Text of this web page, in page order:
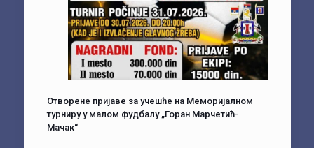
Отворене пријаве за учешће на Меморијалном
турниру у малом фудбалу „Горан Марчетић-
Мачак“